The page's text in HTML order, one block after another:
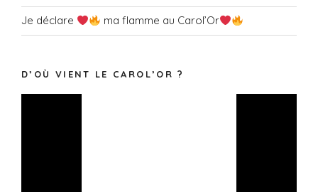
Je déclare ma flamme au Carol’Or
D’OÙ VIENT LE CAROL’OR ?